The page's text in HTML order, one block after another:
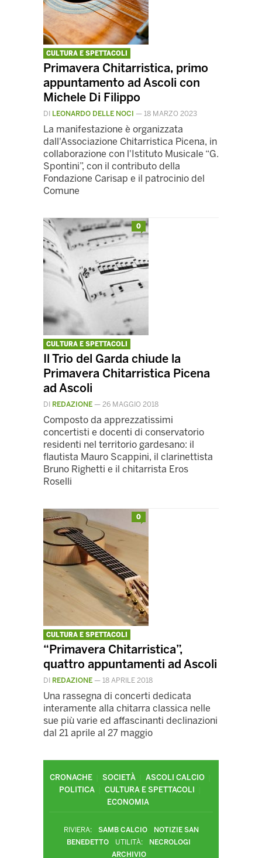
CULTURA E SPETTACOLI
Primavera Chitarristica, primo
appuntamento ad Ascoli con
Michele Di Filippo
DI LEONARDO DELLE NOCI — 18 MARZO 2023
La manifestazione è organizzata
dall'Associazione Chitarristica Picena, in
collaborazione con l'Istituto Musicale “G.
Spontini”, con il contributo della
Fondazione Carisap e il patrocinio del
Comune
0
CULTURA E SPETTACOLI
Il Trio del Garda chiude la
Primavera Chitarristica Picena
ad Ascoli
DI REDAZIONE — 26 MAGGIO 2018
Composto da apprezzatissimi
concertisti e docenti di conservatorio
residenti nel territorio gardesano: il
flautista Mauro Scappini, il clarinettista
Bruno Righetti e il chitarrista Eros
Roselli
0
CULTURA E SPETTACOLI
“Primavera Chitarristica”,
quattro appuntamenti ad Ascoli
DI REDAZIONE — 18 APRILE 2018
Una rassegna di concerti dedicata
interamente alla chitarra classica nelle
sue più varie ed affascinanti declinazioni
dal 21 aprile al 27 maggio
CRONACHE SOCIETÀ
ASCOLI CALCIO
POLITICA
CULTURA E SPETTACOLI
ECONOMIA
RIVIERA: SAMB CALCIO
NOTIZIE SAN
BENEDETTO
UTILITÀ:
NECROLOGI
ARCHIVIO